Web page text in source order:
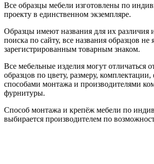
Все образцы мебели изготовлены по
проекту в единственном экземпляре.
Образцы имеют названия для их различия
поиска по сайту, все названия образцов не
зарегистрированным товарным знаком.
Все мебельные изделия могут отличаться
образцов по цвету, размеру,
способами монтажа и производителями
фурнитуры.
Способ монтажа и крепёж мебели по
выбирается производителем по